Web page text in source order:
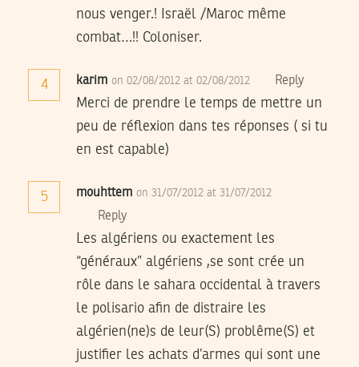
nous venger.! Israël /Maroc même
combat…!! Coloniser.
4 karim on 02/08/2012 at 02/08/2012 Reply
Merci de prendre le temps de mettre un
peu de réflexion dans tes réponses ( si tu
en est capable)
5 mouhttem on 31/07/2012 at 31/07/2012
Reply
Les algériens ou exactement les
“généraux” algériens ,se sont crée un
rôle dans le sahara occidental à travers
le polisario afin de distraire les
algérien(ne)s de leur(S) problême(S) et
justifier les achats d’armes qui sont une